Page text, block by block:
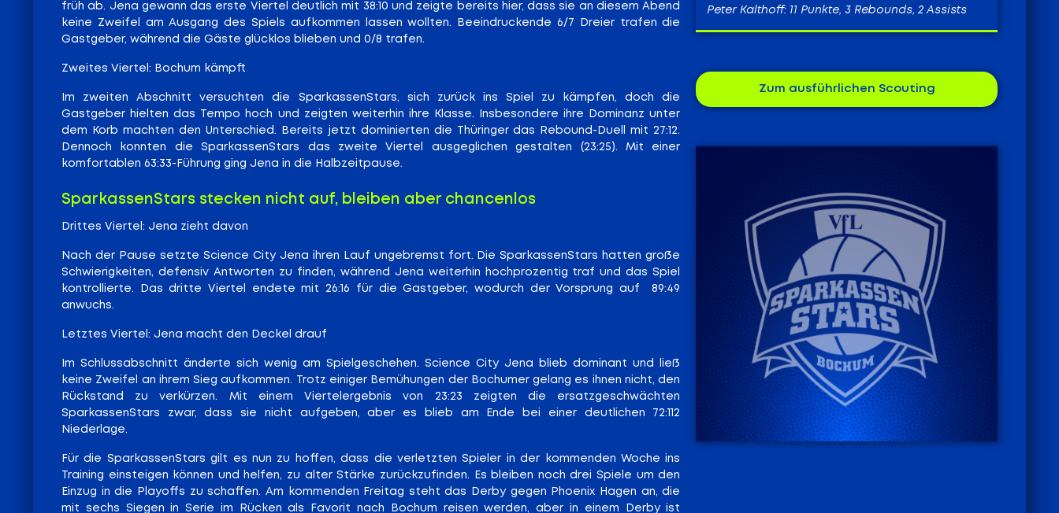
früh ab. Jena gewann das erste Viertel deutlich mit 38:10 und zeigte bereits hier, dass sie an diesem Abend
keine Zweifel am Ausgang des Spiels aufkommen lassen wollten. Beeindruckende 6/7 Dreier trafen die
Gastgeber, während die Gäste glücklos blieben und 0/8 trafen.
Zweites Viertel: Bochum kämpft
Im zweiten Abschnitt versuchten die SparkassenStars, sich zurück ins Spiel zu kämpfen, doch die
Gastgeber hielten das Tempo hoch und zeigten weiterhin ihre Klasse. Insbesondere ihre Dominanz unter
dem Korb machten den Unterschied. Bereits jetzt dominierten die Thüringer das Rebound-Duell mit 27:12.
Dennoch konnten die SparkassenStars das zweite Viertel ausgeglichen gestalten (23:25). Mit einer
komfortablen 63:33-Führung ging Jena in die Halbzeitpause.
SparkassenStars stecken nicht auf, bleiben aber chancenlos
Drittes Viertel: Jena zieht davon
Nach der Pause setzte Science City Jena ihren Lauf ungebremst fort. Die SparkassenStars hatten große
Schwierigkeiten, defensiv Antworten zu finden, während Jena weiterhin hochprozentig traf und das Spiel
kontrollierte. Das dritte Viertel endete mit 26:16 für die Gastgeber, wodurch der Vorsprung auf
89:49
anwuchs.
Letztes Viertel: Jena macht den Deckel drauf
Im Schlussabschnitt änderte sich wenig am Spielgeschehen. Science City Jena blieb dominant und ließ
keine Zweifel an ihrem Sieg aufkommen. Trotz einiger Bemühungen der Bochumer gelang es ihnen nicht, den
Rückstand zu verkürzen. Mit einem Viertelergebnis von 23:23 zeigten die ersatzgeschwächten
SparkassenStars zwar, dass sie nicht aufgeben, aber es blieb am Ende bei einer deutlichen 72:112
Niederlage.
Für die SparkassenStars gilt es nun zu hoffen, dass die verletzten Spieler in der kommenden Woche ins
Training einsteigen können und helfen, zu alter Stärke zurückzufinden. Es bleiben noch drei Spiele um den
Einzug in die Playoffs zu schaffen. Am kommenden Freitag steht das Derby gegen Phoenix Hagen an, die
mit sechs Siegen in Serie im Rücken als Favorit nach Bochum reisen werden, aber in einem Derby ist
Peter Kalthoff: 11 Punkte, 3 Rebounds, 2 Assists
Zum ausführlichen Scouting